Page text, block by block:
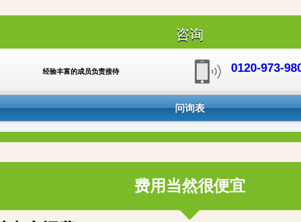
咨询
经验丰富的成员负责接待 0120-973-
问询表
费用当然很便宜